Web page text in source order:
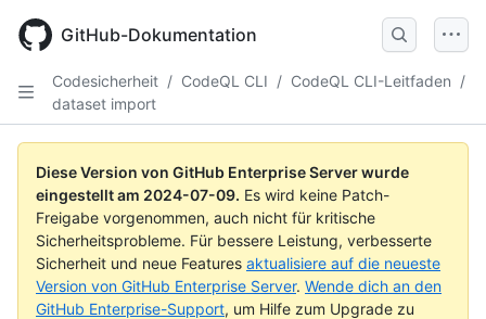
main
GitHub-Dokumentation
Codesicherheit / CodeQL CLI / CodeQL CLI-Leitfaden /
dataset import
Diese Version von GitHub Enterprise Server wurde
eingestellt am 2024-07-09. Es wird keine Patch-
Freigabe vorgenommen, auch nicht für kritische
Sicherheitsprobleme. Für bessere Leistung, verbesserte
Sicherheit und neue Features aktualisiere auf die neueste
Version von GitHub Enterprise Server. Wende dich an den
GitHub Enterprise-Support, um Hilfe zum Upgrade zu